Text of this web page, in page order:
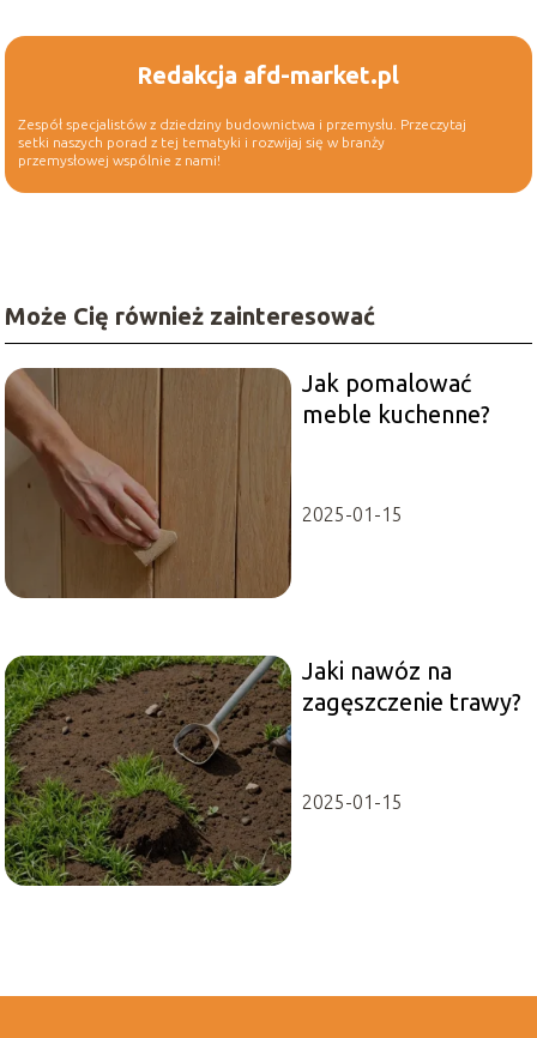
Redakcja afd-market.pl
Zespół specjalistów z dziedziny budownictwa i przemysłu. Przeczytaj
setki naszych porad z tej tematyki i rozwijaj się w branży
przemysłowej wspólnie z nami!
Może Cię również zainteresować
Jak pomalować
meble kuchenne?
2025-01-15
Jaki nawóz na
zagęszczenie trawy?
2025-01-15